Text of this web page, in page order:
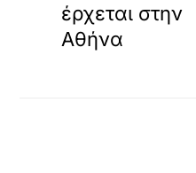
έρχεται στην
Αθήνα